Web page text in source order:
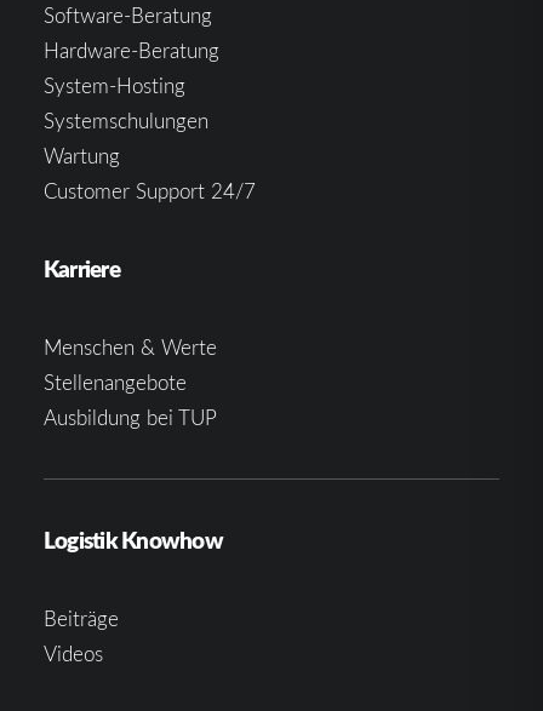
Software-Beratung
Hardware-Beratung
System-Hosting
Systemschulungen
Wartung
Customer Support 24/7
Karriere
Menschen & Werte
Stellenangebote
Ausbildung bei TUP
Logistik Knowhow
Beiträge
Videos